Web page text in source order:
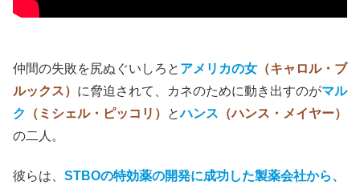
仲間の失敗を尻ぬぐいしろと アメリカの女 （キャロル・ブ
ルックス） に脅迫されて、カネのために動き出すのがマル
ク
（ミシェル・ピッコリ） とハンス （ハンス・メイヤー）
の二人。
彼らは、 STBOの特効薬の開発に成功した製薬会社から、